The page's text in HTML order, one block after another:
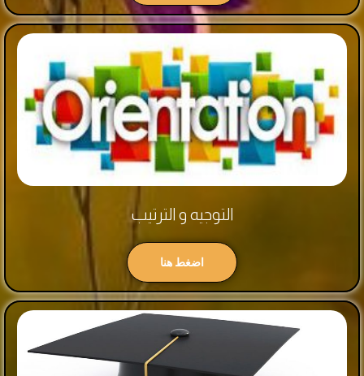
التوجيه و الترتيب
اضغط هنا